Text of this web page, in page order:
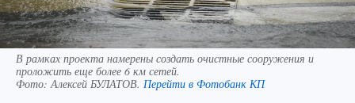
В рамках проекта намерены создать очистные сооружения и
проложить еще более 6 км сетей.
Фото:Алексей БУЛАТОВ. Перейти в Фотобанк КП